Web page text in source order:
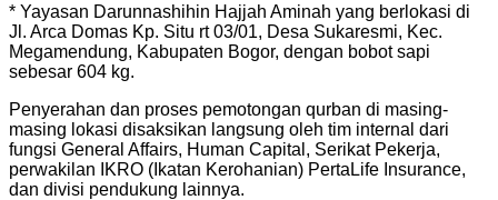
* Yayasan Darunnashihin Hajjah Aminah yang berlokasi di
Jl. Arca Domas Kp. Situ rt 03/01, Desa Sukaresmi, Kec.
Megamendung, Kabupaten Bogor, dengan bobot sapi
sebesar 604 kg.
Penyerahan dan proses pemotongan qurban di masing-
masing lokasi disaksikan langsung oleh tim internal dari
fungsi General Affairs, Human Capital, Serikat Pekerja,
perwakilan IKRO (Ikatan Kerohanian) PertaLife Insurance,
dan divisi pendukung lainnya.